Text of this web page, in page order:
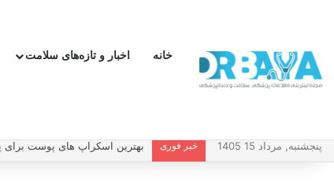
خانه اخبار و تازه‌های سلامت
پنجشنبه, مرداد 15 1405 خبر فوری چطور فشار خون بالا را کنترل